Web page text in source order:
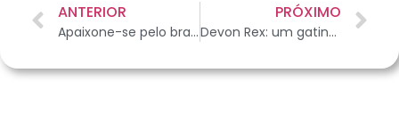
ANTERIOR
Apaixone-se pelo brasileiríssimo Tigre D’Água
PRÓXIMO
Devon Rex: um gatinho notável